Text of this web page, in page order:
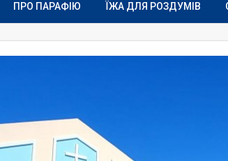
ПРО ПАРАФІЮ ЇЖА ДЛЯ РОЗДУМІВ